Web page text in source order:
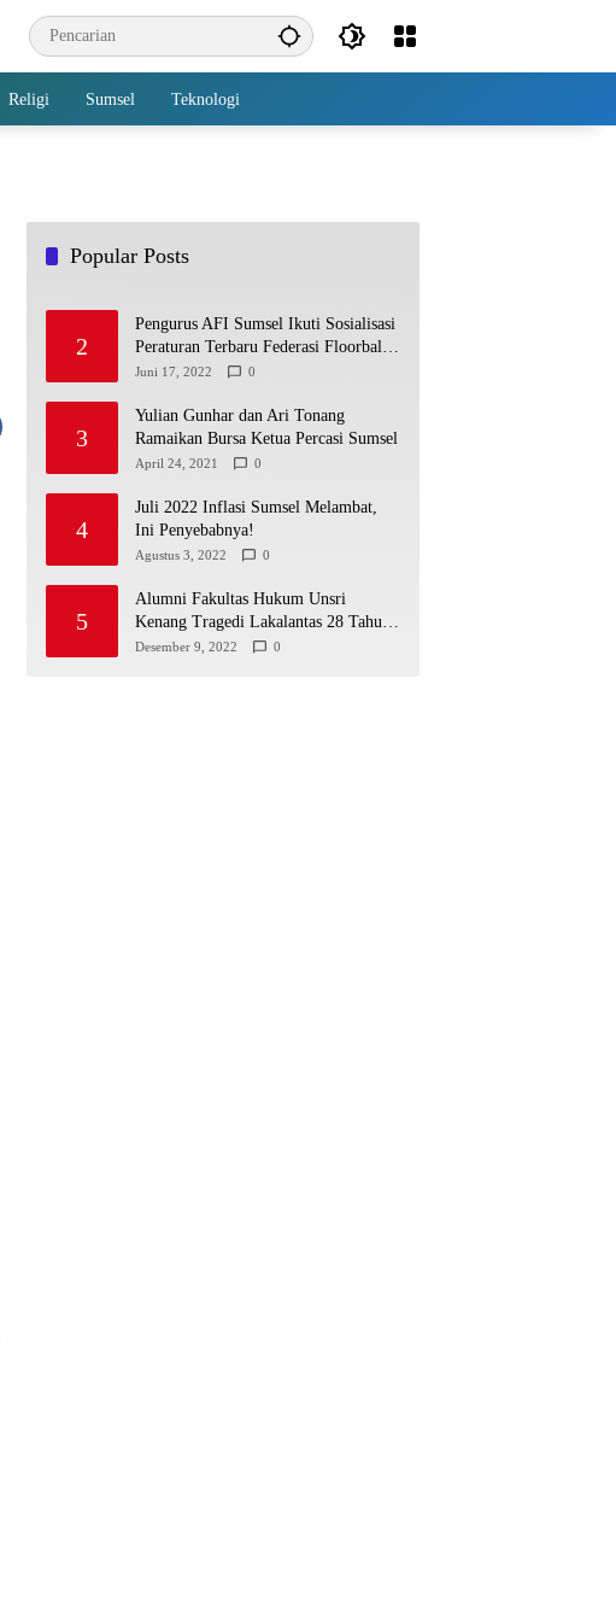
Religi Sumsel Teknologi
Popular Posts
2
Pengurus AFI Sumsel Ikuti Sosialisasi
Peraturan Terbaru Federasi Floorball
Internasional
Juni 17, 2022 0
3
Yulian Gunhar dan Ari Tonang
Ramaikan Bursa Ketua Percasi Sumsel
April 24, 2021 0
4
Juli 2022 Inflasi Sumsel Melambat,
Ini Penyebabnya!
Agustus 3, 2022 0
5
Alumni Fakultas Hukum Unsri
Kenang Tragedi Lakalantas 28 Tahun
Silam
Desember 9, 2022 0